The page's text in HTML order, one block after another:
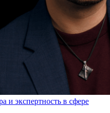
и экспертность в сфере